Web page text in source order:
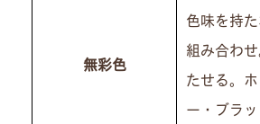
無彩色
色味を持
組み合わ
たせる。
ー・ブラ